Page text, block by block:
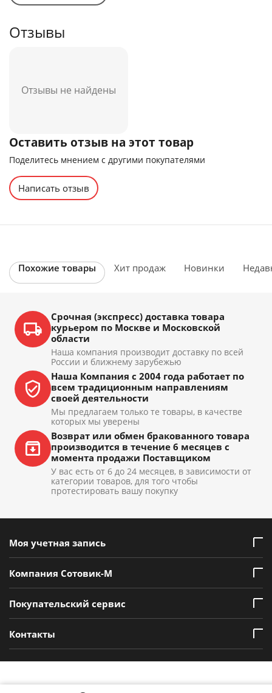
Отзывы
Отзывы не найдены
Оставить отзыв на этот товар
Поделитесь мнением с другими покупателями
Написать отзыв
Похожие товары Хит продаж Новинки
Срочная (экспресс) доставка товара
курьером по Москве и Московской
области
Наша компания производит доставку по всей
России и ближнему зарубежью
Наша Компания с 2004 года работает по
всем традиционным направлениям
своей деятельности
Мы предлагаем только те товары, в качестве
которых мы уверены
Возврат или обмен бракованного товара
производится в течение 6 месяцев с
момента продажи Поставщиком
У вас есть от 6 до 24 месяцев, в зависимости от
категории товаров, для того чтобы
протестировать вашу покупку
Моя учетная запись
Компания Сотовик-М
Покупательский сервис
Контакты